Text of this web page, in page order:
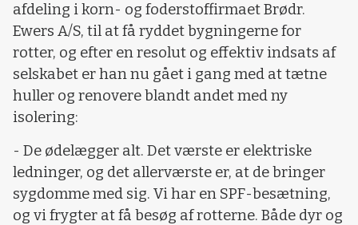
afdeling i korn- og foderstoffirmaet Brødr.
Ewers A/S, til at få ryddet bygningerne for
rotter, og efter en resolut og effektiv indsats af
selskabet er han nu gået i gang med at tætne
huller og renovere blandt andet med ny
isolering:
- De ødelægger alt. Det værste er elektriske
ledninger, og det allerværste er, at de bringer
sygdomme med sig. Vi har en SPF-besætning,
og vi frygter at få besøg af rotterne. Både dyr og